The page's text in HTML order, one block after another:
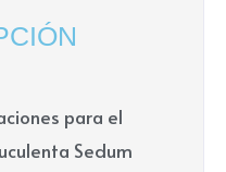
para el
Sedum